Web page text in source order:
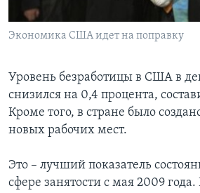
Learning English
Языки
Экономика США идет на поправку
Уровень безработицы в США в
снизился на 0,4 процента,
Кроме того, в стране было
новых рабочих мест.
Это – лучший показатель
сфере занятости с мая 2009 года.